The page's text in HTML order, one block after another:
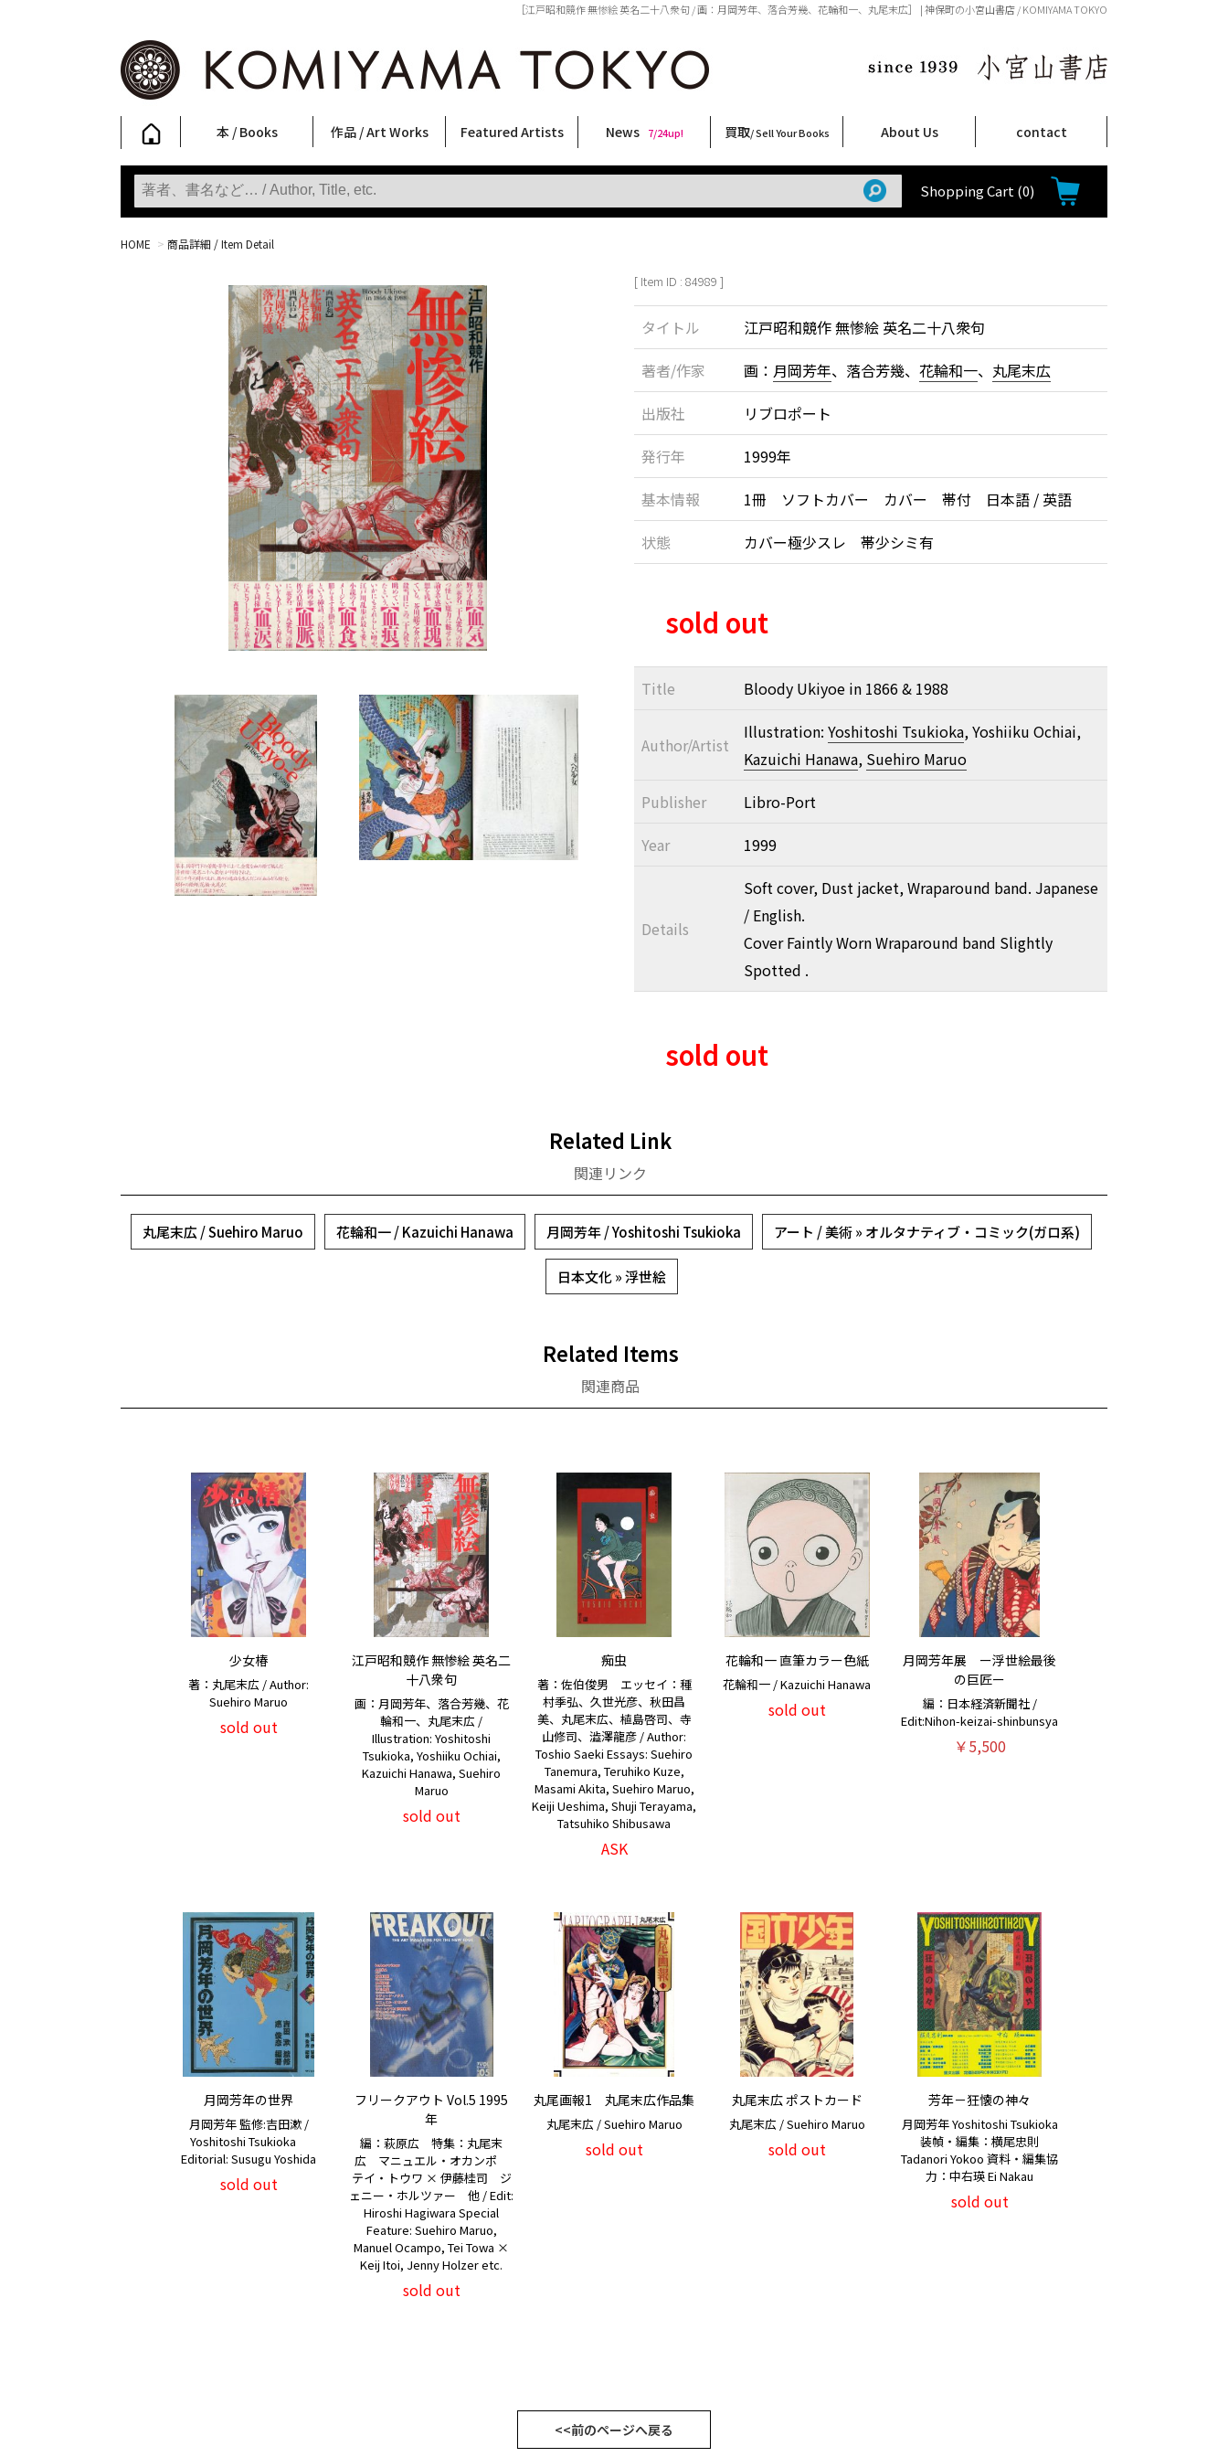
［江戸昭和競作 無惨絵 英名二十八衆句 / 画：月岡芳年、落合芳幾、花輪和一、丸尾末広］ | 神保町の小宮山書店 / KOMIYAMA TOKYO
本 / Books
写真集
Photobooks
ファッション
Fashion
アート / 美術
Art
文学・人文
Literature & Humanities
日本文化
Japanese Culture
新刊
New Books
SALE
SALE
作品 / Art Works
フォトグラフィー
Photography
ポスター
Posters
ストリートアート
Street Art
立体・その他
Sculptures / etc
アートワークス
Art Works
Primary Artworks
KOMIYAMA TOKYO ART LABEL
版画
Prints
Featured Artists
稲嶺啓一(東風終)
村田言恵
丸岡和吾
Rico Casella
キム・ロートン
菅谷晋一
柴田亜美
内藤啓介
CHRIS
春川ナミオ
COOKIE
内藤ルネ
三島剛
天野タケル
大類信
北島敬三
大西洋介
横尾忠則
佐伯俊男
二本木里美
森山大道
三島由紀夫
須藤昌人
秋赤音
林月光
News 7/24up!
新着・おすすめ商品 9/7up!
フェア・イベント情報 7/24up!
お店からのお知らせ 6/1up!
買取/ Sell Your Books
買取ブログ
買取専用フォーム
古書 / 古本の買取
美術品の買取
出張買取について
宅配買取について
店頭買取について
よくある質問
About Us
店舗案内
Shop Infomation
ご注文について
How to Order
特定商取引法に関する表示
プライバシーポリシー
contact
Shopping Cart (0)
HOME > 商品詳細 / Item Detail
[ Item ID : 84989 ]
タイトル
江戸昭和競作 無惨絵 英名二十八衆句
著者/作家
画： 月岡芳年、落合芳幾、 花輪和一、 丸尾末広
出版社
リブロポート
発行年
1999年
基本情報
1冊 ソフトカバー カバー 帯付 日本語 / 英語
状態
カバー極少スレ 帯少シミ有
sold out
Title Bloody Ukiyoe in 1866 & 1988
Author/Artist
Illustration: Yoshitoshi Tsukioka, Yoshiiku Ochiai,
Kazuichi Hanawa, Suehiro Maruo
Publisher
Libro-Port
Year
1999
Details
Soft cover, Dust jacket, Wraparound band. Japanese
/ English.
Cover Faintly Worn Wraparound band Slightly
Spotted .
sold out
Related Link
関連リンク
丸尾末広 / Suehiro Maruo 花輪和一 / Kazuichi Hanawa 月岡芳年 / Yoshitoshi Tsukioka アート / 美術 » オルタナティブ・コミック(ガロ系)
日本文化 » 浮世絵
Related Items
関連商品
少女椿
著：丸尾末広 / Author:
Suehiro Maruo
sold out
江戸昭和競作 無惨絵 英名二
十八衆句
画：月岡芳年、落合芳幾、花
輪和一、丸尾末広 /
Illustration: Yoshitoshi
Tsukioka, Yoshiiku Ochiai,
Kazuichi Hanawa, Suehiro
Maruo
sold out
痴虫
著：佐伯俊男 エッセイ：種
村季弘、久世光彦、秋田昌
美、丸尾末広、植島啓司、寺
山修司、澁澤龍彦 / Author:
Toshio Saeki Essays: Suehiro
Tanemura, Teruhiko Kuze,
Masami Akita, Suehiro Maruo,
Keiji Ueshima, Shuji Terayama,
Tatsuhiko Shibusawa
ASK
花輪和一 直筆カラー色紙
花輪和一 / Kazuichi Hanawa
sold out
月岡芳年展 ー浮世絵最後
の巨匠ー
編：日本経済新聞社 /
Edit:Nihon-keizai-shinbunsya
￥5,500
月岡芳年の世界
月岡芳年 監修:吉田漱 /
Yoshitoshi Tsukioka
Editorial: Susugu Yoshida
sold out
フリークアウト Vol.5 1995
年
編：萩原広 特集：丸尾末
広 マニュエル・オカンポ
テイ・トウワ × 伊藤桂司 ジ
ェニー・ホルツァー 他 / Edit:
Hiroshi Hagiwara Special
Feature: Suehiro Maruo,
Manuel Ocampo, Tei Towa ×
Keij Itoi, Jenny Holzer etc.
sold out
丸尾画報1 丸尾末広作品集
丸尾末広 / Suehiro Maruo
sold out
丸尾末広 ポストカード
丸尾末広 / Suehiro Maruo
sold out
芳年－狂懐の神々
月岡芳年 Yoshitoshi Tsukioka
装幀・編集：横尾忠則
Tadanori Yokoo 資料・編集協
力：中右瑛 Ei Nakau
sold out
<<前のページへ戻る